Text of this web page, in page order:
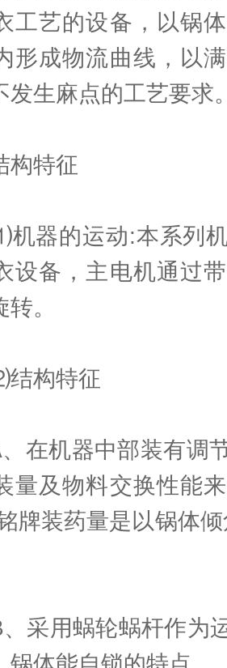
工艺的设备，以锅
形成物流曲线，以
发生麻点的工艺要求
特征
的运动:本系列机
设备，主电机通过
。
特征
机器中部装有调
量及物料交换性能
牌装药量是以锅体
用蜗轮蜗杆作为